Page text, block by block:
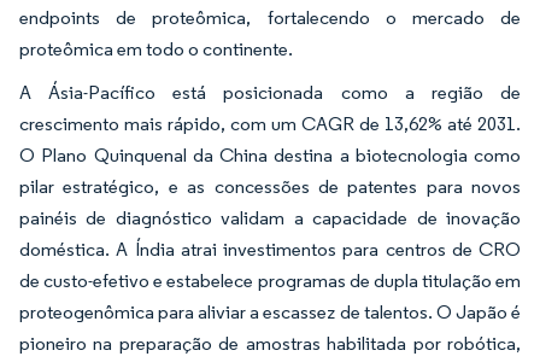
endpoints de proteômica, fortalecendo o mercado de
proteômica em todo o continente.
A Ásia-Pacífico está posicionada como a região de
crescimento mais rápido, com um CAGR de 13,62% até 2031.
O Plano Quinquenal da China destina a biotecnologia como
pilar estratégico, e as concessões de patentes para novos
painéis de diagnóstico validam a capacidade de inovação
doméstica. A Índia atrai investimentos para centros de CRO
de custo-efetivo e estabelece programas de dupla titulação em
proteogenômica para aliviar a escassez de talentos. O Japão é
pioneiro na preparação de amostras habilitada por robótica,